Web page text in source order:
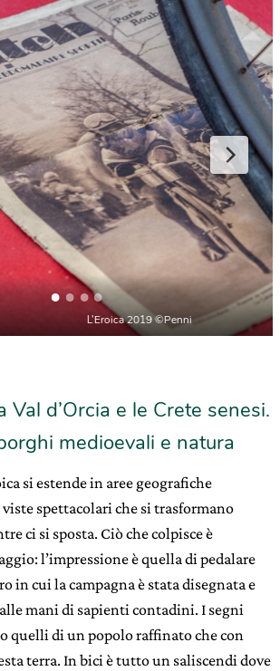
2019 ©Paolo Penni Martelli
Val d’Orcia e le Crete senesi.
medioevali e natura
si estende in aree geografiche
spettacolari che si trasformano
ci si sposta. Ciò che colpisce è
l’impressione è quella di pedalare
in cui la campagna è stata disegnata e
mani di sapienti contadini. I segni
quelli di un popolo raffinato che con
terra. In bici è tutto un saliscendi dove